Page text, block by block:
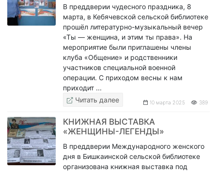
В преддверии чудесного праздника, 8
марта, в Кебячевской сельской библиотеке
прошёл литературно-музыкальный вечер
«Ты — женщина, и этим ты права». На
мероприятие были приглашены члены
клуба «Общение» и родственники
участников специальной военной
операции. С приходом весны к нам
приходит ...
10 марта 2025 389
Читать далее
КНИЖНАЯ ВЫСТАВКА
«ЖЕНЩИНЫ-ЛЕГЕНДЫ»
В преддверии Международного женского
дня в Бишкаинской сельской библиотеке
организована книжная выставка под